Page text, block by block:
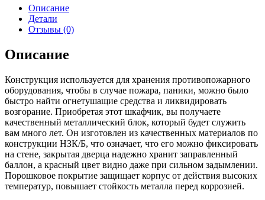
Описание
Детали
Отзывы (0)
Описание
Конструкция используется для хранения противопожарного
оборудования, чтобы в случае пожара, паники, можно было
быстро найти огнетушащие средства и ликвидировать
возгорание. Приобретая этот шкафчик, вы получаете
качественный металлический блок, который будет служить
вам много лет. Он изготовлен из качественных материалов по
конструкции НЗК/Б, что означает, что его можно фиксировать
на стене, закрытая дверца надежно хранит заправленный
баллон, а красный цвет видно даже при сильном задымлении.
Порошковое покрытие защищает корпус от действия высоких
температур, повышает стойкость металла перед коррозией.